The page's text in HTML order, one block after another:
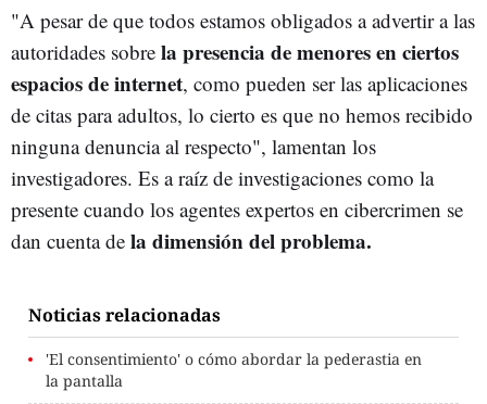
"A pesar de que todos estamos obligados a advertir a las
autoridades sobre la presencia de menores en ciertos
espacios de internet, como pueden ser las aplicaciones
de citas para adultos, lo cierto es que no hemos recibido
ninguna denuncia al respecto", lamentan los
investigadores. Es a raíz de investigaciones como la
presente cuando los agentes expertos en cibercrimen se
dan cuenta de la dimensión del problema.
Noticias relacionadas
'El consentimiento' o cómo abordar la pederastia en
la pantalla